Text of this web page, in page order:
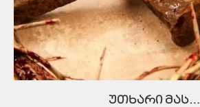
უთხარი მას…